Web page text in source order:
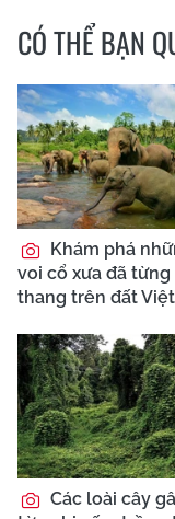
CÓ THỂ BẠN
Khám phá
voi cổ xưa đã từng
thang trên đất Việt
Các loài cây